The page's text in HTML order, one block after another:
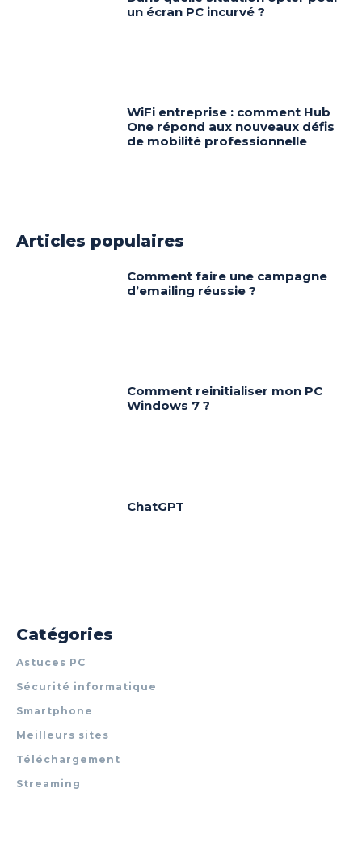
un écran PC incurvé ?
WiFi entreprise : comment Hub
One répond aux nouveaux défis
de mobilité professionnelle
Articles populaires
Comment faire une campagne
d’emailing réussie ?
Comment reinitialiser mon PC
Windows 7 ?
ChatGPT
Catégories
Astuces PC
Sécurité informatique
Smartphone
Meilleurs sites
Téléchargement
Streaming